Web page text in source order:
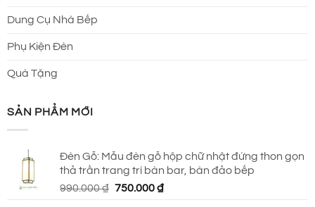
Dung Cụ Nhà Bếp
Phụ Kiện Đèn
Quà Tặng
SẢN PHẨM MỚI
Đèn Gỗ: Mẫu đèn gỗ hộp chữ nhật đứng thon gọn
thả trần trang trí bàn bar, bàn đảo bếp
990.000₫ Giá
750.000₫Giá